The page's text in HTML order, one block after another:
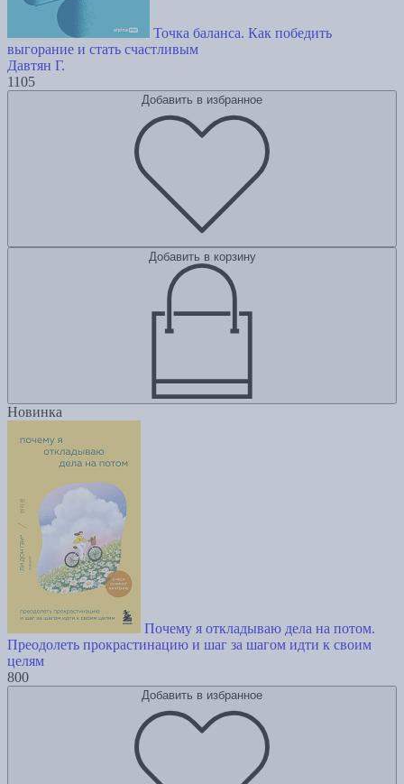
Точка баланса. Как победить
выгорание и стать счастливым
Давтян Г.
1105
Добавить в избранное
Добавить в корзину
Новинка
Почему я откладываю дела на потом.
Преодолеть прокрастинацию и шаг за шагом идти к своим
целям
800
Добавить в избранное